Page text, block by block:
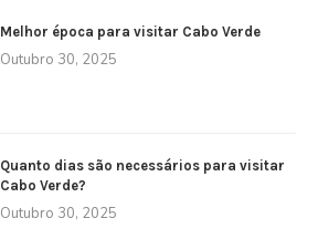
Melhor época para visitar Cabo Verde
Outubro 30, 2025
Quanto dias são necessários para visitar
Cabo Verde?
Outubro 30, 2025